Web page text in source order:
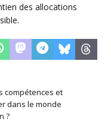
des allocations
compétences et
dans le monde
?